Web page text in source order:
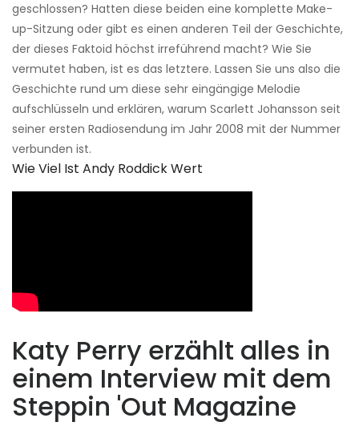
geschlossen? Hatten diese beiden eine komplette Make-
up-Sitzung oder gibt es einen anderen Teil der Geschichte,
der dieses Faktoid höchst irreführend macht? Wie Sie
vermutet haben, ist es das letztere. Lassen Sie uns also die
Geschichte rund um diese sehr eingängige Melodie
aufschlüsseln und erklären, warum Scarlett Johansson seit
seiner ersten Radiosendung im Jahr 2008 mit der Nummer
verbunden ist.
Wie Viel Ist Andy Roddick Wert
Katy Perry erzählt alles in
einem Interview mit dem
Steppin 'Out Magazine